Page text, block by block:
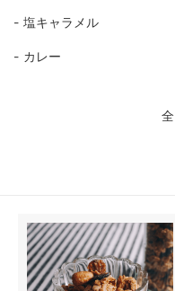
塩キャラメル
カレー
全